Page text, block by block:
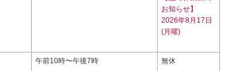
お知らせ】
2026年8月17日
(月曜)
午前10時〜午後7時 無休